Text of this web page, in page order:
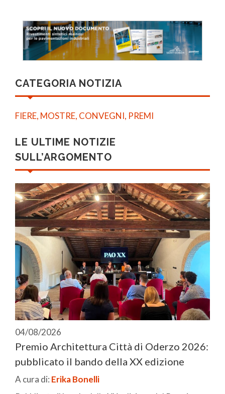
CATEGORIA NOTIZIA
FIERE, MOSTRE, CONVEGNI, PREMI
LE ULTIME NOTIZIE
SULL’ARGOMENTO
04/08/2026
Premio Architettura Città di Oderzo 2026:
pubblicato il bando della XX edizione
A cura di: Erika Bonelli